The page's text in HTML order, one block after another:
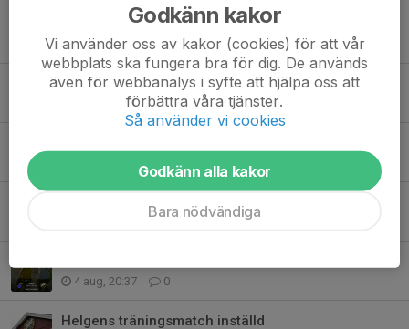
Tidigare nyheter
Lycka till, Musse!
Idag, 13:15 0
Spelschemat för augusti
4 aug, 20:37 0
Helgens träningsmatch inställd
Godkänn kakor
Vi använder oss av kakor (cookies) för att vår
webbplats ska fungera bra för dig. De används
även för webbanalys i syfte att hjälpa oss att
förbättra våra tjänster.
Så använder vi cookies
Godkänn alla kakor
Bara nödvändiga